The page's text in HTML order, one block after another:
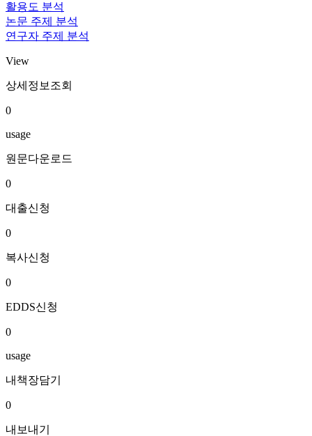
활용도 분석
논문 주제 분석
연구자 주제 분석
View
상세정보조회
0
usage
원문다운로드
0
대출신청
0
복사신청
0
EDDS신청
0
usage
내책장담기
0
내보내기